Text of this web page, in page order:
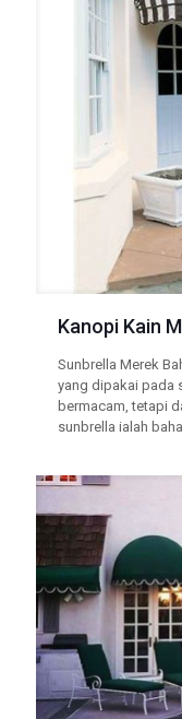
Kanopi Kain
Sunbrella Merek
yang dipakai pada
bermacam, tetapi
sunbrella ialah